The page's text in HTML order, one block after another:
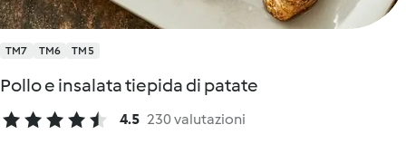
TM7 TM6 TM5
Pollo e insalata tiepida di patate
4.5 230 valutazioni